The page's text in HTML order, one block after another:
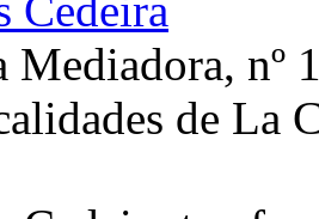
Mediadora, nº
de La